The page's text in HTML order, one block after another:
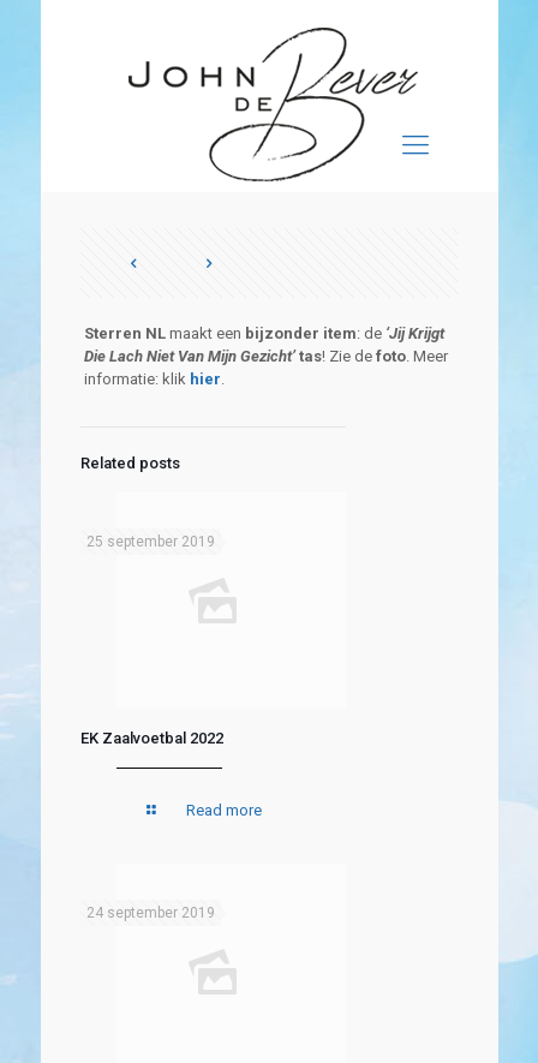
Sterren NL maakt een bijzonder item: de ‘Jij Krijgt
Die Lach Niet Van Mijn Gezicht’tas! Zie de foto. Meer
informatie: klik hier.
Related posts
25 september 2019
EK Zaalvoetbal 2022
Read more
24 september 2019